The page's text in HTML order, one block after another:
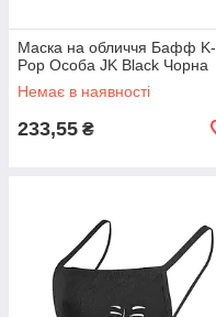
Маска на обличчя Бафф K-
Pop Особа JK Black Чорна
Немає в наявності
233,55 ₴